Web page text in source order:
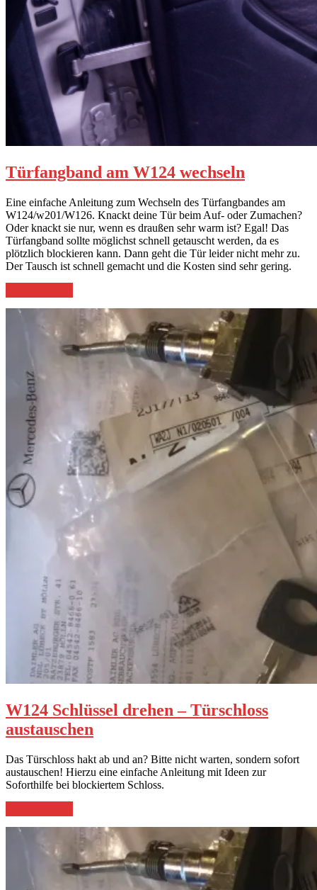
Türfangband am W124 wechseln
Eine einfache Anleitung zum Wechseln des Türfangbandes am
W124/w201/W126. Knackt deine Tür beim Auf- oder Zumachen?
Oder knackt sie nur, wenn es draußen sehr warm ist? Egal! Das
Türfangband sollte möglichst schnell getauscht werden, da es
plötzlich blockieren kann. Dann geht die Tür leider nicht mehr zu.
Der Tausch ist schnell gemacht und die Kosten sind sehr gering.
W124
W124 Schlüssel drehen – Türschloss
austauschen
Das Türschloss hakt ab und an? Bitte nicht warten, sondern sofort
austauschen! Hierzu eine einfache Anleitung mit Ideen zur
Soforthilfe bei blockiertem Schloss.
drehen
austauschen“